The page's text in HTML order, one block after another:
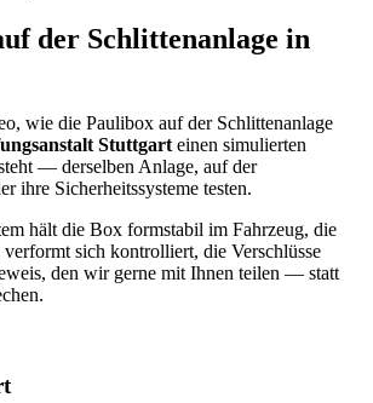
der Schlittenanlage in
wie die Paulibox auf der Schlittenanlage
Stuttgart einen simulierten
— derselben Anlage, auf der
ihre Sicherheitssysteme testen.
hält die Box formstabil im Fahrzeug, die
sich kontrolliert, die Verschlüsse
den wir gerne mit Ihnen teilen — statt